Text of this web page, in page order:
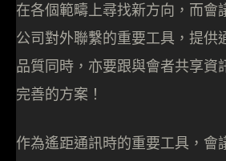
在各個範疇上尋找新方向，而會
公司對外聯繫的重要工具，提供
品質同時，亦要跟與會者共享資
完善的方案！
作為遙距通訊時的重要工具，會